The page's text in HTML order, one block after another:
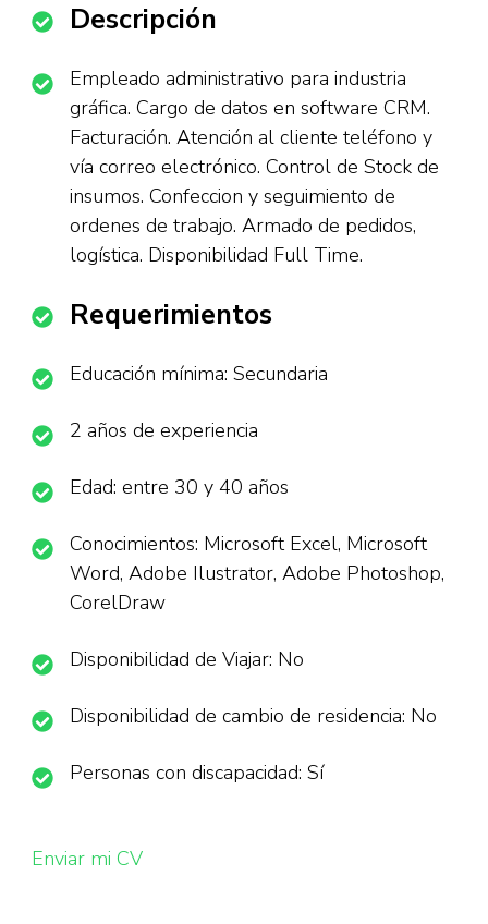
Descripción
Empleado administrativo para industria
gráfica. Cargo de datos en software CRM.
Facturación. Atención al cliente teléfono y
vía correo electrónico. Control de Stock de
insumos. Confeccion y seguimiento de
ordenes de trabajo. Armado de pedidos,
logística. Disponibilidad Full Time.
Requerimientos
Educación mínima: Secundaria
2 años de experiencia
Edad: entre 30 y 40 años
Conocimientos: Microsoft Excel, Microsoft
Word, Adobe Ilustrator, Adobe Photoshop,
CorelDraw
Disponibilidad de Viajar: No
Disponibilidad de cambio de residencia: No
Personas con discapacidad: Sí
Enviar mi CV